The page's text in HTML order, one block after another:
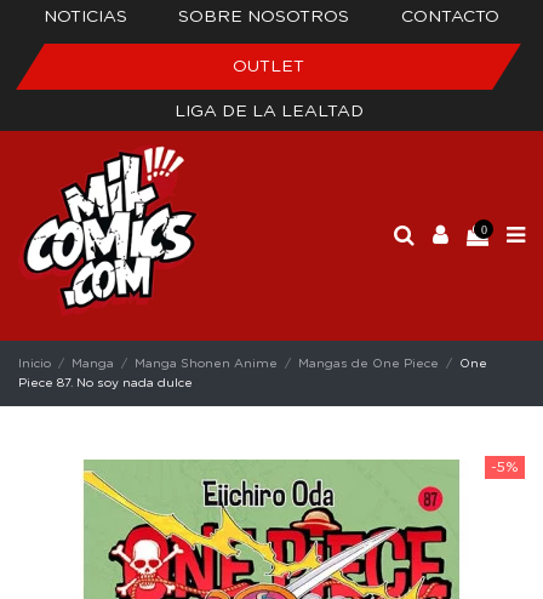
NOTICIAS SOBRE NOSOTROS CONTACTO
OUTLET
LIGA DE LA LEALTAD
0
Inicio Manga Manga Shonen Anime Mangas de One Piece
One
Piece 87. No soy nada dulce
-5%